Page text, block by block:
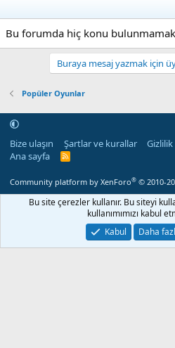
Bu forumda hiç konu
Buraya mesaj yazmak için
Popüler Oyunlar
Bize ulaşın Şartlar ve kurallar
Ana sayfa
R
Community platform by XenForo® © 2010-
Bu site çerezler kullanır. Bu siteyi
kullanımımızı kabul
Kabul
Daha